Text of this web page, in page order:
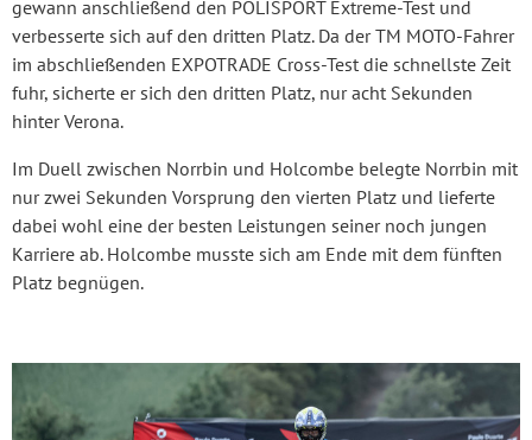
gewann anschließend den POLISPORT Extreme-Test und
verbesserte sich auf den dritten Platz. Da der TM MOTO-Fahrer
im abschließenden EXPOTRADE Cross-Test die schnellste Zeit
fuhr, sicherte er sich den dritten Platz, nur acht Sekunden
hinter Verona.
Im Duell zwischen Norrbin und Holcombe belegte Norrbin mit
nur zwei Sekunden Vorsprung den vierten Platz und lieferte
dabei wohl eine der besten Leistungen seiner noch jungen
Karriere ab. Holcombe musste sich am Ende mit dem fünften
Platz begnügen.